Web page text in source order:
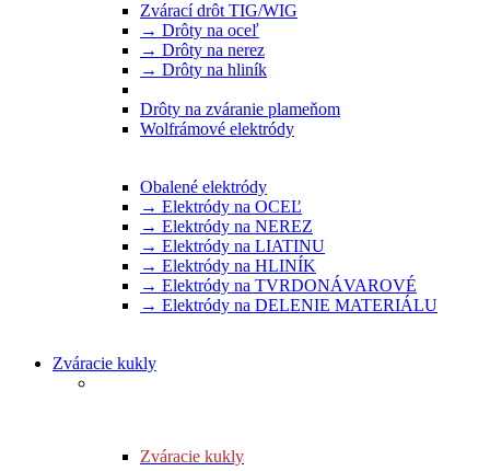
Zvárací drôt TIG/WIG
→ Drôty na oceľ
→ Drôty na nerez
→ Drôty na hliník
Drôty na zváranie plameňom
Wolfrámové elektródy
Obalené elektródy
→ Elektródy na OCEĽ
→ Elektródy na NEREZ
→ Elektródy na LIATINU
→ Elektródy na HLINÍK
→ Elektródy na TVRDONÁVAROVÉ
→ Elektródy na DELENIE MATERIÁLU
Zváracie kukly
Zváracie kukly